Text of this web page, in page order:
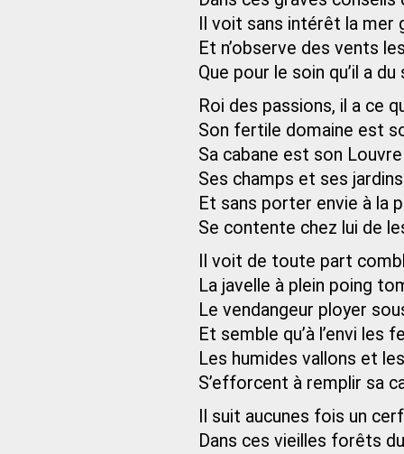
Il voit sans intérêt la mer
Et n’observe des vents
Que pour le soin qu’il a
Roi des passions, il a ce
Son fertile domaine est
Sa cabane est son
Ses champs et ses
Et sans porter envie à la
Se contente chez lui de
Il voit de toute part
La javelle à plein poing
Le vendangeur ployer
Et semble qu’à l’envi les
Les humides vallons et
S’efforcent à remplir sa
Il suit aucunes fois un
Dans ces vieilles forêts